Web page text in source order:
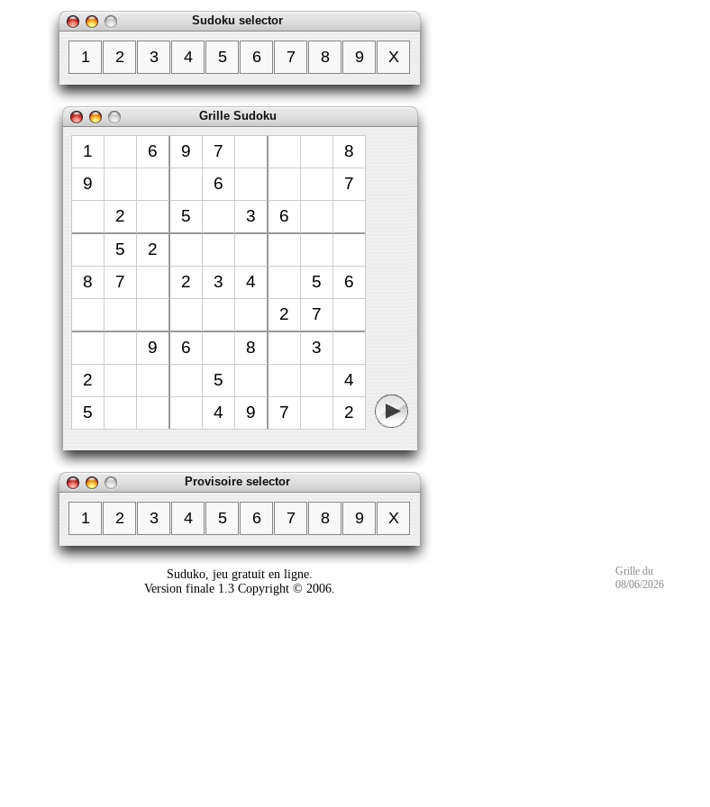
Sudoku selector
1 2 3 4 5 6 7 8 9 X
Grille Sudoku
1 6 9 7
8
9
6
7
2
5 3
6
5
2
8
7 2 3 4 5
6
2
7
9
6 8
3
2
5
4
5
4 9 7 2
Provisoire selector
1 2 3 4 5 6 7 8 9 X
Suduko, jeu gratuit en ligne.
Version finale 1.3 Copyright © 2006.
Grille du
08/06/2026